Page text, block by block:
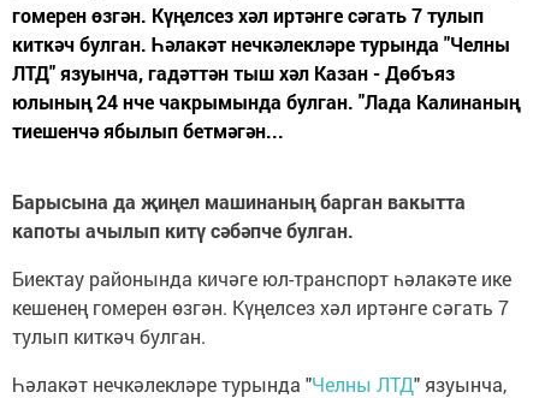
гомерен өзгән. Күңелсез хәл иртәнге сәгать 7 тулып
киткәч булган. Һәлакәт нечкәлекләре турында "Челны
ЛТД" язуынча, гадәттән тыш хәл Казан - Дөбъяз
юлының 24 нче чакрымында булган. "Лада Калинаның
тиешенчә ябылып бетмәгән...
Барысына да җиңел машинаның барган вакытта
капоты ачылып китү сәбәпче булган.
Биектау районында кичәге юл-транспорт һәлакәте ике
кешенең гомерен өзгән. Күңелсез хәл иртәнге сәгать 7
тулып киткәч булган.
Һәлакәт нечкәлекләре турында "Челны ЛТД" язуынча,